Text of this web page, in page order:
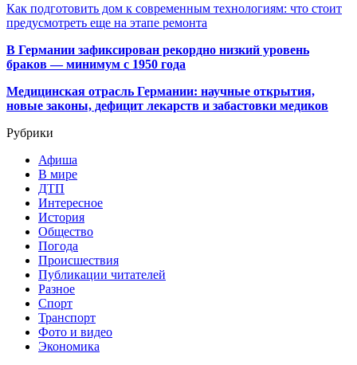
Как подготовить дом к современным технологиям: что стоит
предусмотреть еще на этапе ремонта
В Германии зафиксирован рекордно низкий уровень
браков — минимум с 1950 года
Медицинская отрасль Германии: научные открытия,
новые законы, дефицит лекарств и забастовки медиков
Рубрики
Афиша
В мире
ДТП
Интересное
История
Общество
Погода
Происшествия
Публикации читателей
Разное
Спорт
Транспорт
Фото и видео
Экономика